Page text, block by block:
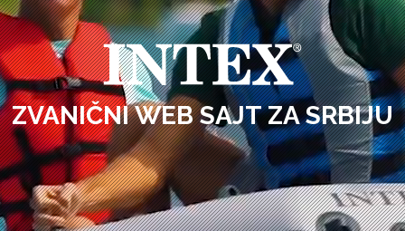
ZVANIČNI WEB SAJT ZA SRBIJU